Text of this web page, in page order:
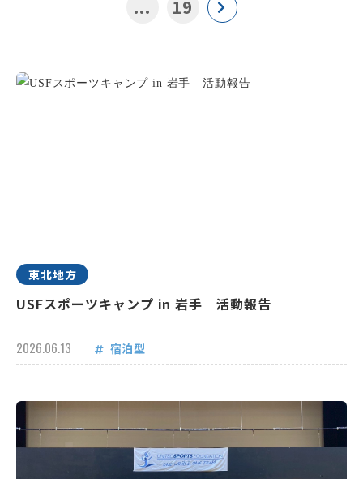
...
19
東北地方
USFスポーツキャンプ in 岩手 活動報告
2026.06.13 宿泊型